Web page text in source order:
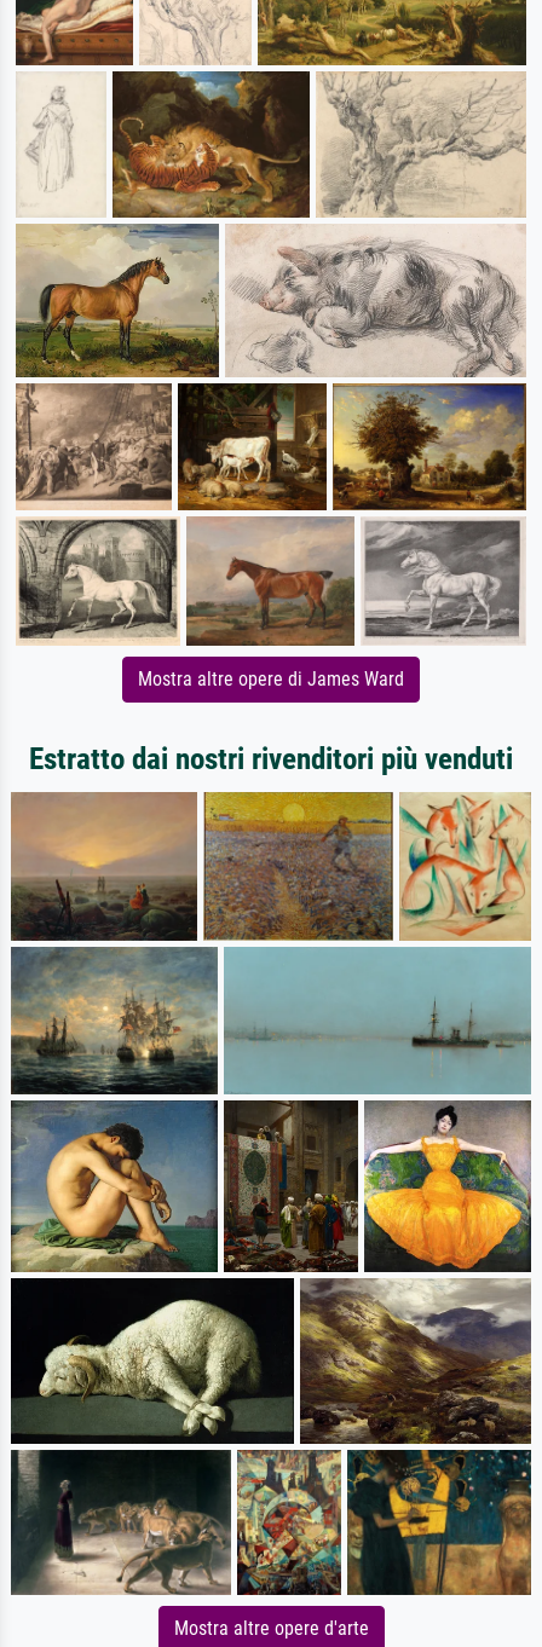
Mostra altre opere di James Ward
Estratto dai nostri rivenditori più venduti
Mostra altre opere d'arte